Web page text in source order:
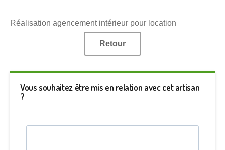
Réalisation agencement intérieur pour location
Retour
Vous souhaitez être mis en relation avec cet artisan
?